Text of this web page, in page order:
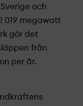
och
019 megawatt
gör det
från
per år.